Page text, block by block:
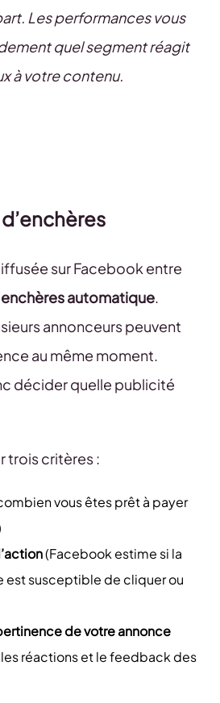
Les performances vous
quel segment réagit
à votre contenu.
sur Facebook entre
automatique.
annonceurs peuvent
au même moment.
décider quelle publicité
trois critères :
vous êtes prêt à payer
(Facebook estime si la
est susceptible de cliquer ou
de votre annonce
réactions et le feedback des